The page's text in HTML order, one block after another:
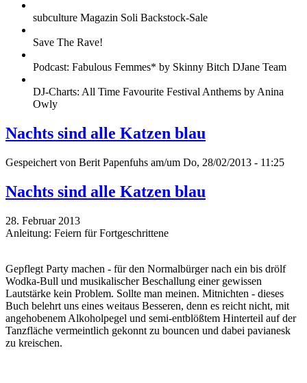
subculture Magazin Soli Backstock-Sale
Save The Rave!
Podcast: Fabulous Femmes* by Skinny Bitch DJane Team
DJ-Charts: All Time Favourite Festival Anthems by Anina
Owly
Nachts sind alle Katzen blau
Gespeichert von Berit Papenfuhs am/um Do, 28/02/2013 - 11:25
Nachts sind alle Katzen blau
28. Februar 2013
Anleitung: Feiern für Fortgeschrittene
Gepflegt Party machen - für den Normalbürger nach ein bis drölf
Wodka-Bull und musikalischer Beschallung einer gewissen
Lautstärke kein Problem. Sollte man meinen. Mitnichten - dieses
Buch belehrt uns eines weitaus Besseren, denn es reicht nicht, mit
angehobenem Alkoholpegel und semi-entblößtem Hinterteil auf der
Tanzfläche vermeintlich gekonnt zu bouncen und dabei pavianesk
zu kreischen.